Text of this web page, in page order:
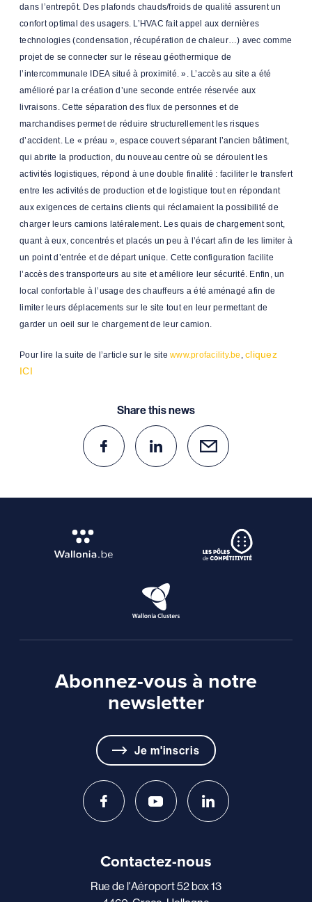
dans l’entrepôt. Des plafonds chauds/froids de qualité assurent un
confort optimal des usagers. L’HVAC fait appel aux dernières
technologies (condensation, récupération de chaleur…) avec comme
projet de se connecter sur le réseau géothermique de
l’intercommunale IDEA situé à proximité. ». L’accès au site a été
amélioré par la création d’une seconde entrée réservée aux
livraisons. Cette séparation des flux de personnes et de
marchandises permet de réduire structurellement les risques
d’accident. Le « préau », espace couvert séparant l’ancien bâtiment,
qui abrite la production, du nouveau centre où se déroulent les
activités logistiques, répond à une double finalité : faciliter le transfert
entre les activités de production et de logistique tout en répondant
aux exigences de certains clients qui réclamaient la possibilité de
charger leurs camions latéralement. Les quais de chargement sont,
quant à eux, concentrés et placés un peu à l’écart afin de les limiter à
un point d’entrée et de départ unique. Cette configuration facilite
l’accès des transporteurs au site et améliore leur sécurité. Enfin, un
local confortable à l’usage des chauffeurs a été aménagé afin de
limiter leurs déplacements sur le site tout en leur permettant de
garder un oeil sur le chargement de leur camion.
Pour lire la suite de l’article sur le site www.profacility.be , cliquez
ICI
Share this news
Abonnez-vous à notre
newsletter
Je m'inscris
Contactez-nous
Rue de l'Aéroport 52 box 13